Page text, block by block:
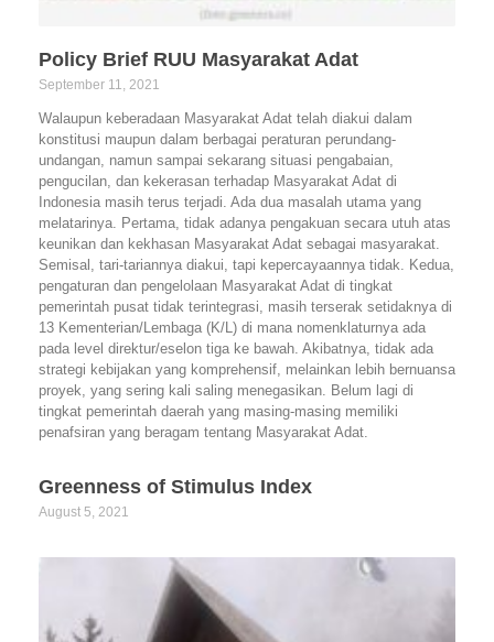
Policy Brief RUU Masyarakat Adat
September 11, 2021
Walaupun keberadaan Masyarakat Adat telah diakui dalam
konstitusi maupun dalam berbagai peraturan perundang-
undangan, namun sampai sekarang situasi pengabaian,
pengucilan, dan kekerasan terhadap Masyarakat Adat di
Indonesia masih terus terjadi. Ada dua masalah utama yang
melatarinya. Pertama, tidak adanya pengakuan secara utuh atas
keunikan dan kekhasan Masyarakat Adat sebagai masyarakat.
Semisal, tari-tariannya diakui, tapi kepercayaannya tidak. Kedua,
pengaturan dan pengelolaan Masyarakat Adat di tingkat
pemerintah pusat tidak terintegrasi, masih terserak setidaknya di
13 Kementerian/Lembaga (K/L) di mana nomenklaturnya ada
pada level direktur/eselon tiga ke bawah. Akibatnya, tidak ada
strategi kebijakan yang komprehensif, melainkan lebih bernuansa
proyek, yang sering kali saling menegasikan. Belum lagi di
tingkat pemerintah daerah yang masing-masing memiliki
penafsiran yang beragam tentang Masyarakat Adat.
Greenness of Stimulus Index
August 5, 2021